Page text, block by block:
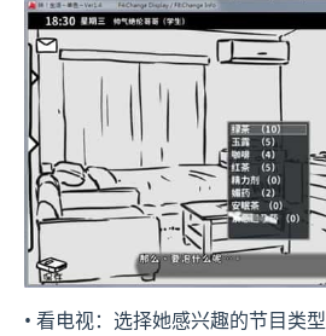
• 看电视：选择她感兴趣的节目类型